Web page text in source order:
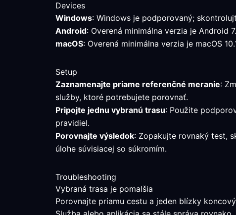
Devices
Windows: Windows je podporovaný;
Android: Overená minimálna verzia je Android
macOS: Overená minimálna verzia je macOS
Setup
Zaznamenajte priame referenčné meranie:
služby, ktoré potrebujete porovnať.
Pripojte jednu vybranú trasu: Použite
pravidiel.
Porovnajte výsledok: Zopakujte rovnaký test,
úlohe súvisiacej so súkromím.
Troubleshooting
Vybraná trasa je pomalšia
Porovnajte priamu cestu a jeden blízky